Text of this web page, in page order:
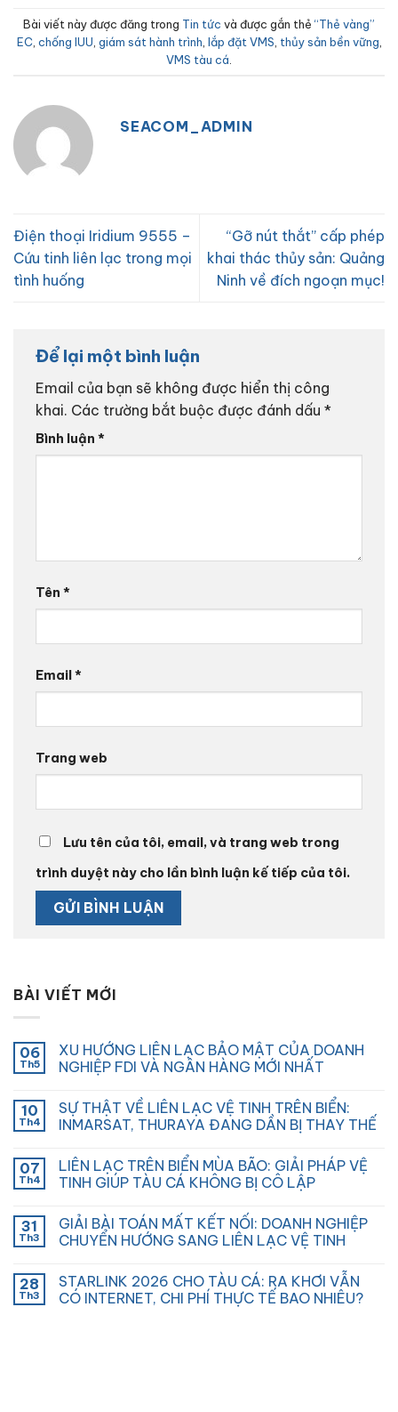
Bài viết này được đăng trong Tin tức và được gắn thẻ “Thẻ vàng”
EC chống IUU giám sát hành trình lắp đặt VMS thủy sản bền vững
VMS tàu cá
SEACOM_ADMIN
Điện thoại Iridium 9555 –
Cứu tinh liên lạc trong mọi
tình huống
“Gỡ nút thắt” cấp phép
khai thác thủy sản: Quảng
Ninh về đích ngoạn mục!
Để lại một bình luận
Email của bạn sẽ không được hiển thị công
khai. Các trường bắt buộc được đánh dấu *
Bình luận *
Tên *
Email*
Trang web
Lưu tên của tôi, email, và trang web trong
trình duyệt này cho lần bình luận kế tiếp của tôi.
BÀI VIẾT MỚI
06
Th5
XU HƯỚNG LIÊN LẠC BẢO MẬT CỦA DOANH
NGHIỆP FDI VÀ NGÂN HÀNG MỚI NHẤT
10
Th4
SỰ THẬT VỀ LIÊN LẠC VỆ TINH TRÊN BIỂN:
INMARSAT, THURAYA ĐANG DẦN BỊ THAY THẾ
07
Th4
LIÊN LẠC TRÊN BIỂN MÙA BÃO: GIẢI PHÁP VỆ
TINH GIÚP TÀU CÁ KHÔNG BỊ CÔ LẬP
31
Th3
GIẢI BÀI TOÁN MẤT KẾT NỐI: DOANH NGHIỆP
CHUYỂN HƯỚNG SANG LIÊN LẠC VỆ TINH
28
Th3
STARLINK 2026 CHO TÀU CÁ: RA KHƠI VẪN
CÓ INTERNET, CHI PHÍ THỰC TẾ BAO NHIÊU?